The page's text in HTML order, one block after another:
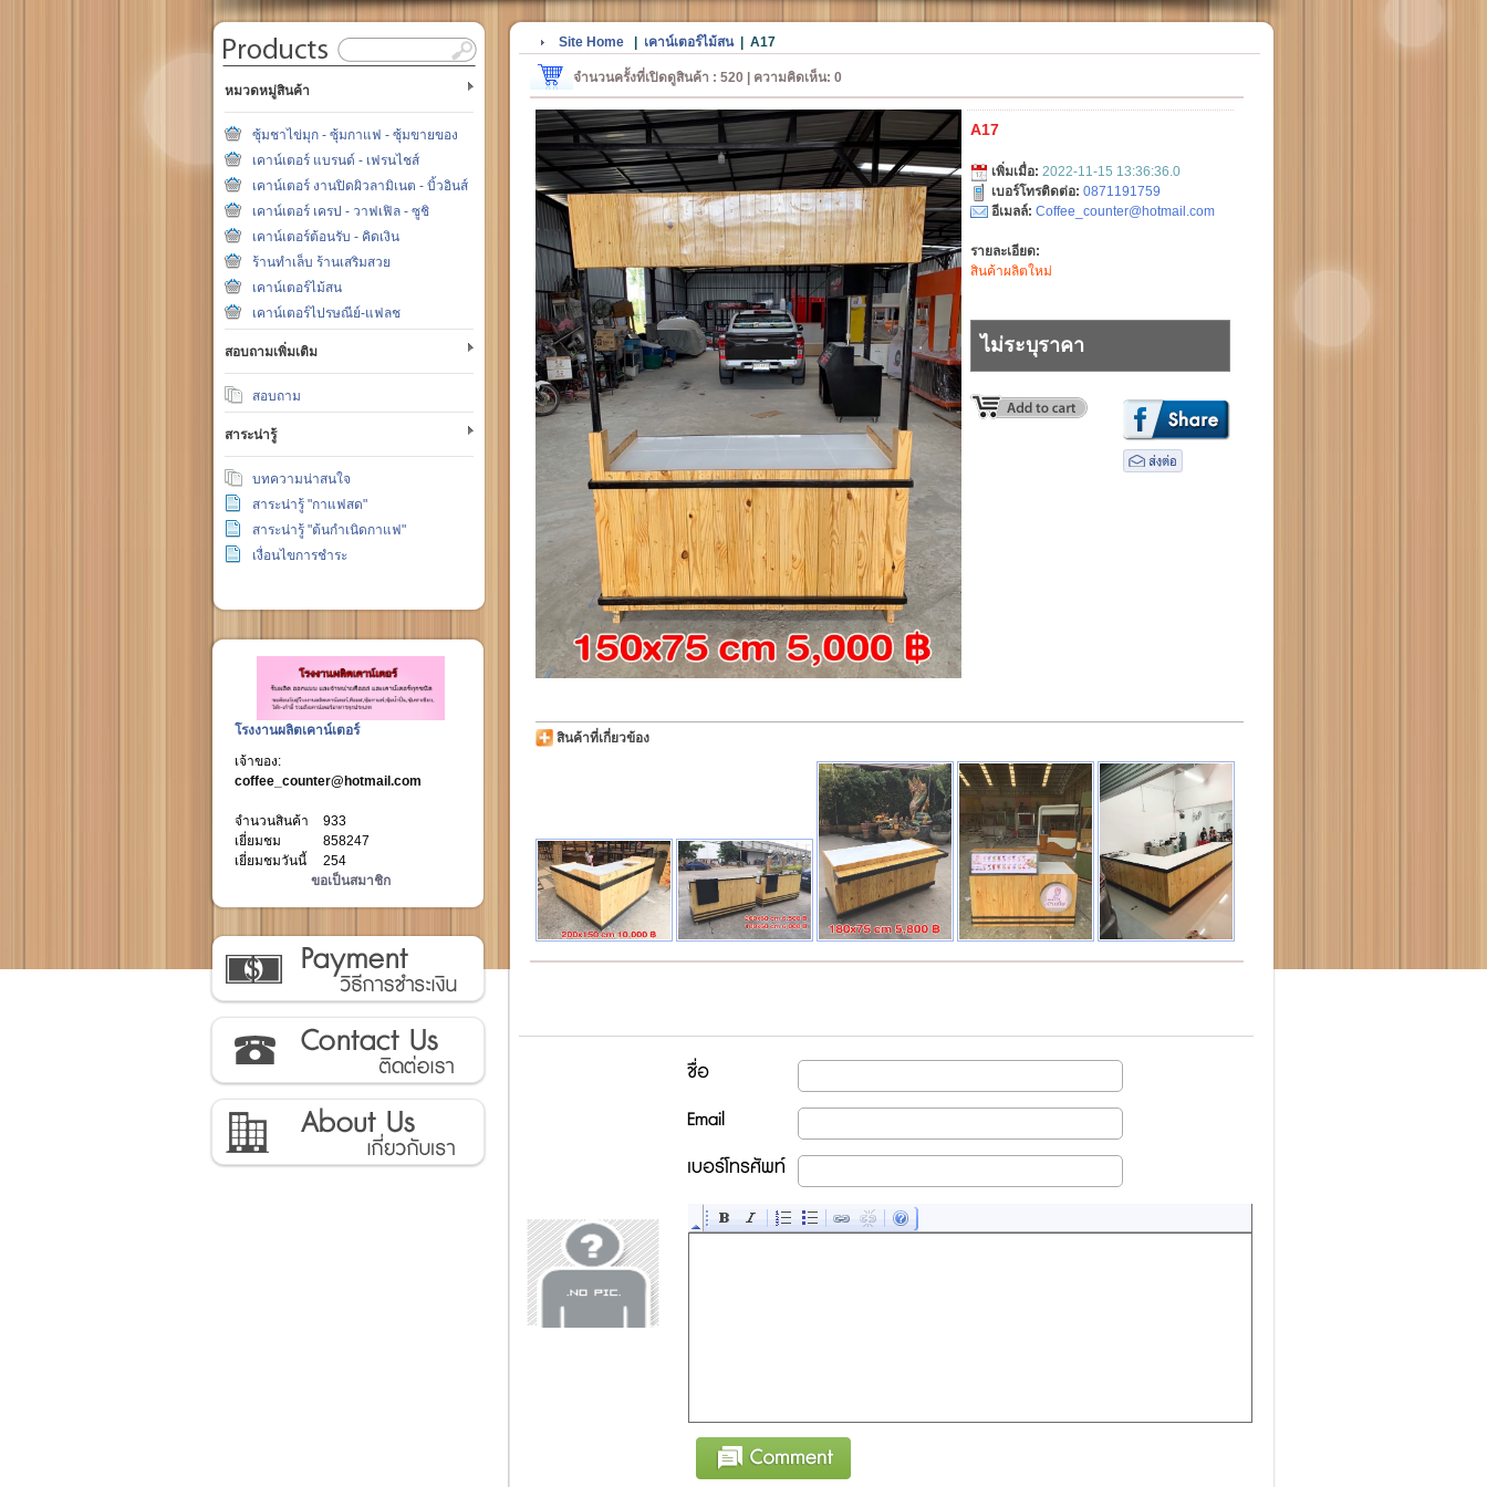
หมวดหมู่สินค้า
ซุ้มชาไข่มุก - ซุ้มกาแฟ - ซุ้มขายของ
เคาน์เตอร์ แบรนด์ - เฟรนไชส์
เคาน์เตอร์ งานปิดผิวลามิเนต - บิ้วอินส์
เคาน์เตอร์ เครป - วาฟเฟิล - ซูชิ
เคาน์เตอร์ต้อนรับ - คิดเงิน
ร้านทำเล็บ ร้านเสริมสวย
เคาน์เตอร์ไม้สน
เคาน์เตอร์ไปรษณีย์-แฟลช
สอบถามเพิ่มเติม
สอบถาม
สาระน่ารู้
บทความน่าสนใจ
สาระน่ารู้ "กาแฟสด"
สาระน่ารู้ "ต้นกำเนิดกาแฟ"
เงื่อนไขการชำระ
โรงงานผลิตเคาน์เตอร์
เจ้าของ:
coffee_counter@hotmail.com
จำนวนสินค้า
933
เยี่ยมชม
858247
เยี่ยมชมวันนี้
254
ขอเป็นสมาชิก
Site Home| เคาน์เตอร์ไม้สน| A17
จำนวนครั้งที่เปิดดูสินค้า : 520 | ความคิดเห็น: 0
A17
เพิ่มเมื่อ: 2022-11-15 13:36:36.0
เบอร์โทรติดต่อ: 0871191759
อีเมลล์: Coffee_counter@hotmail.com
รายละเอียด:
สินค้าผลิตใหม่
ไม่ระบุราคา
สินค้าที่เกี่ยวข้อง
ชื่อ
Email
เบอร์โทรศัพท์